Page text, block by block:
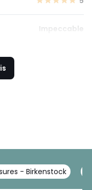
Impeccable
- Birkenstock